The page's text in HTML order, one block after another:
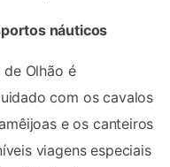
náuticos
Olhão é
com os cavalos
e os canteiros
viagens especiais